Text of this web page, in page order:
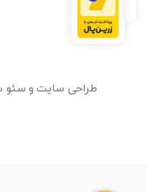
طراحی سایت و سئو